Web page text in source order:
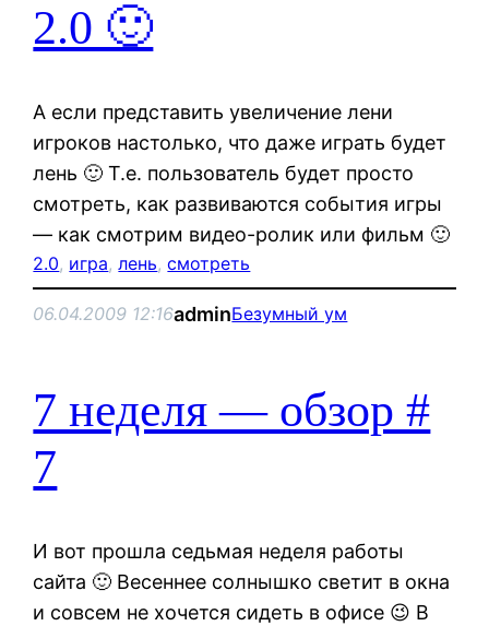
2.0 🙂
А если представить увеличение лени
игроков настолько, что даже играть будет
лень 🙂 Т.е. пользователь будет просто
смотреть, как развиваются события игры
— как смотрим видео-ролик или фильм 🙂
2.0, игра, лень, смотреть
06.04.2009 12:16adminБезумный ум
7 неделя — обзор #
7
И вот прошла седьмая неделя работы
сайта 🙂 Весеннее солнышко светит в окна
и совсем не хочется сидеть в офисе 😉 В